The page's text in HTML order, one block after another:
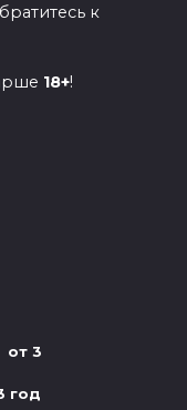
к
18+!
от 3
год